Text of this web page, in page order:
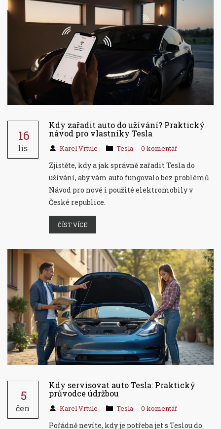
16
lis
Kdy zařadit auto do užívání? Praktický
návod pro vlastníky Tesla
Karel Vrtule Tesla 0 komentář
Zjistěte, kdy a jak správně zařadit Tesla do
užívání, aby vám auto fungovalo bez problémů.
Návod pro nové i použité elektromobily v
České republice.
ČÍST VÍCE
5
čen
Kdy servisovat auto Tesla: Praktický
průvodce údržbou
Karel Vrtule Tesla 0 komentář
Pořádně nevíte, kdy je potřeba jet s Teslou do